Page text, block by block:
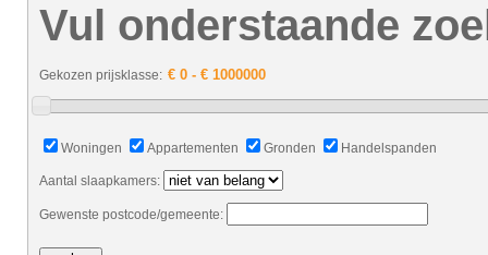
Vul onderstaande
Gekozen prijsklasse:
Woningen Appartementen Gronden Handelspanden
Aantal slaapkamers:
Gewenste postcode/gemeente: